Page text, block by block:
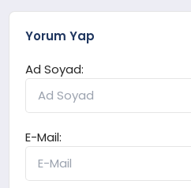
Yorum Yap
Ad Soyad:
E-Mail: